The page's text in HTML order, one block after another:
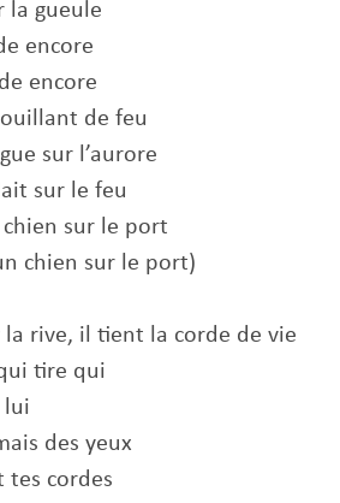
la gueule
encore
encore
de feu
sur l’aurore
sur le feu
chien sur le port
chien sur le port)
rive, il tient la corde de vie
tire qui
lui
des yeux
tes cordes